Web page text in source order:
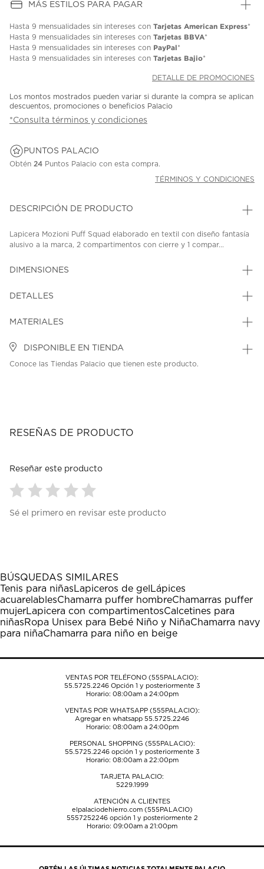
MÁS ESTILOS PARA PAGAR
Hasta 9 mensualidades sin intereses con Tarjetas American Express*
Hasta 9 mensualidades sin intereses con Tarjetas BBVA*
Hasta 9 mensualidades sin intereses con PayPal*
Hasta 9 mensualidades sin intereses con Tarjetas Bajio*
DETALLE DE PROMOCIONES
Los montos mostrados pueden variar si durante la compra se aplican
descuentos, promociones o beneficios Palacio
*Consulta términos y condiciones
PUNTOS PALACIO
Obtén 24 Puntos Palacio con esta compra.
TÉRMINOS Y CONDICIONES
DESCRIPCIÓN DE PRODUCTO
Lapicera Mozioni Puff Squad elaborado en textil con diseño fantasía
alusivo a la marca, 2 compartimentos con cierre y 1 compar...
DIMENSIONES
DETALLES
MATERIALES
DISPONIBLE EN TIENDA
Conoce las Tiendas Palacio que tienen este producto.
RESEÑAS DE PRODUCTO
Reseñar este producto
para
1
estrella
Esta
acción
abrirá
el
formulario
envío.
para
estrellas.
Esta
acción
abrirá
el
formulario
envío.
para
estrellas.
Esta
acción
abrirá
el
formulario
envío.
para
estrellas.
Esta
acción
abrirá
el
formulario
envío.
para
estrellas.
Esta
acción
abrirá
el
formulario
envío.
Sé el primero en revisar este producto
BÚSQUEDAS SIMILARES
Tenis para niñas Lapiceros de gel Lápices
acuarelablesChamarra puffer hombreChamarras puffer
mujerLapicera con compartimentosCalcetines para
niñasRopa Unisex para Bebé Niño y NiñaChamarra navy
para niñaChamarra para niño en beige
VENTAS POR TELÉFONO (555PALACIO):
55.5725.2246Opción 1 y posteriormente 3
Horario: 08:00am a 24:00pm
VENTAS POR WHATSAPP (555PALACIO):
Agregar en whatsapp 55.5725.2246
Horario: 08:00am a 24:00pm
PERSONAL SHOPPING (555PALACIO):
55.5725.2246opción 1 y posteriormente 3
Horario: 08:00am a 22:00pm
TARJETA PALACIO:
5229.1999
ATENCIÓN A CLIENTES
elpalaciodehierro.com (555PALACIO)
5557252246opción 1 y posteriormente 2
Horario: 09:00am a 21:00pm